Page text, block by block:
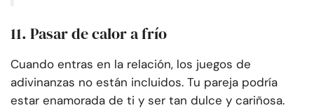
11. Pasar de calor a frío
Cuando entras en la relación, los juegos de
adivinanzas no están incluidos. Tu pareja podría
estar enamorada de ti y ser tan dulce y cariñosa.